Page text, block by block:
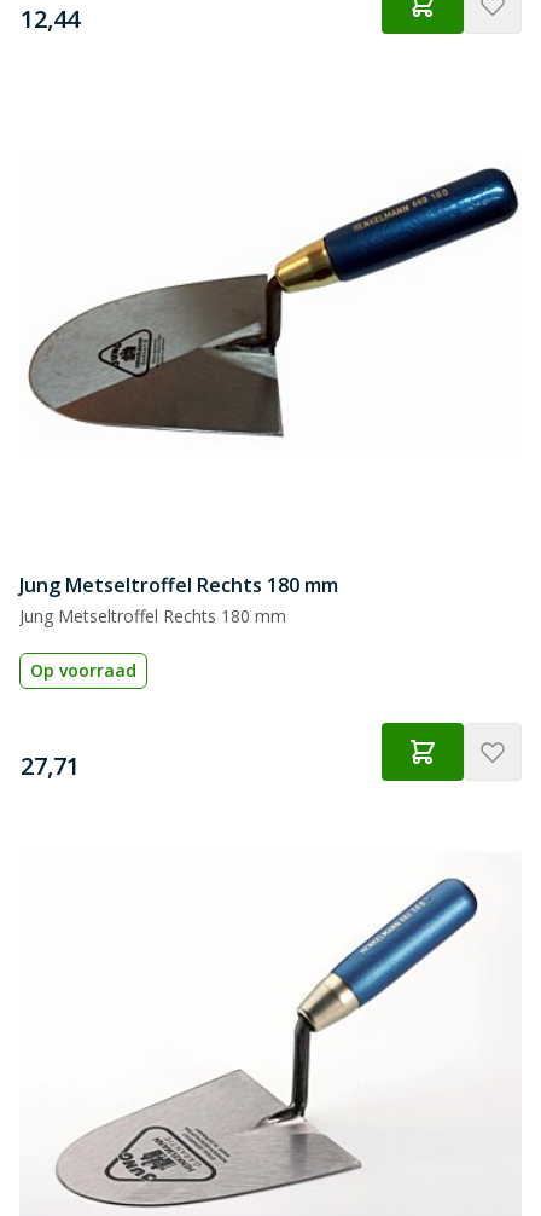
€
12,44
Jung Metseltroffel Rechts 180 mm
Jung Metseltroffel Rechts 180 mm
Op voorraad
€
27,71